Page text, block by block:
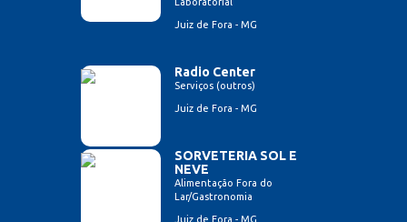
Laboratorial
Juiz de Fora - MG
Radio Center
Serviços (outros)
Juiz de Fora - MG
SORVETERIA SOL E
NEVE
Alimentação Fora do
Lar/Gastronomia
Juiz de Fora - MG